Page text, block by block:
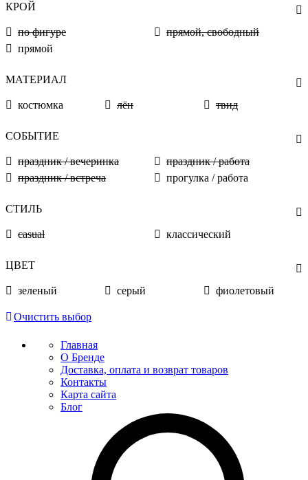
КРОЙ
по фигуре
прямой
прямой, свободный
МАТЕРИАЛ
костюмка лён твид
СОБЫТИЕ
праздник / вечеринка
праздник / встреча
праздник / работа
прогулка / работа
СТИЛЬ
casual классический
ЦВЕТ
зеленый серый фиолетовый
Очистить выбор
Главная
О Бренде
Доставка, оплата и возврат товаров
Контакты
Карта сайта
Блог